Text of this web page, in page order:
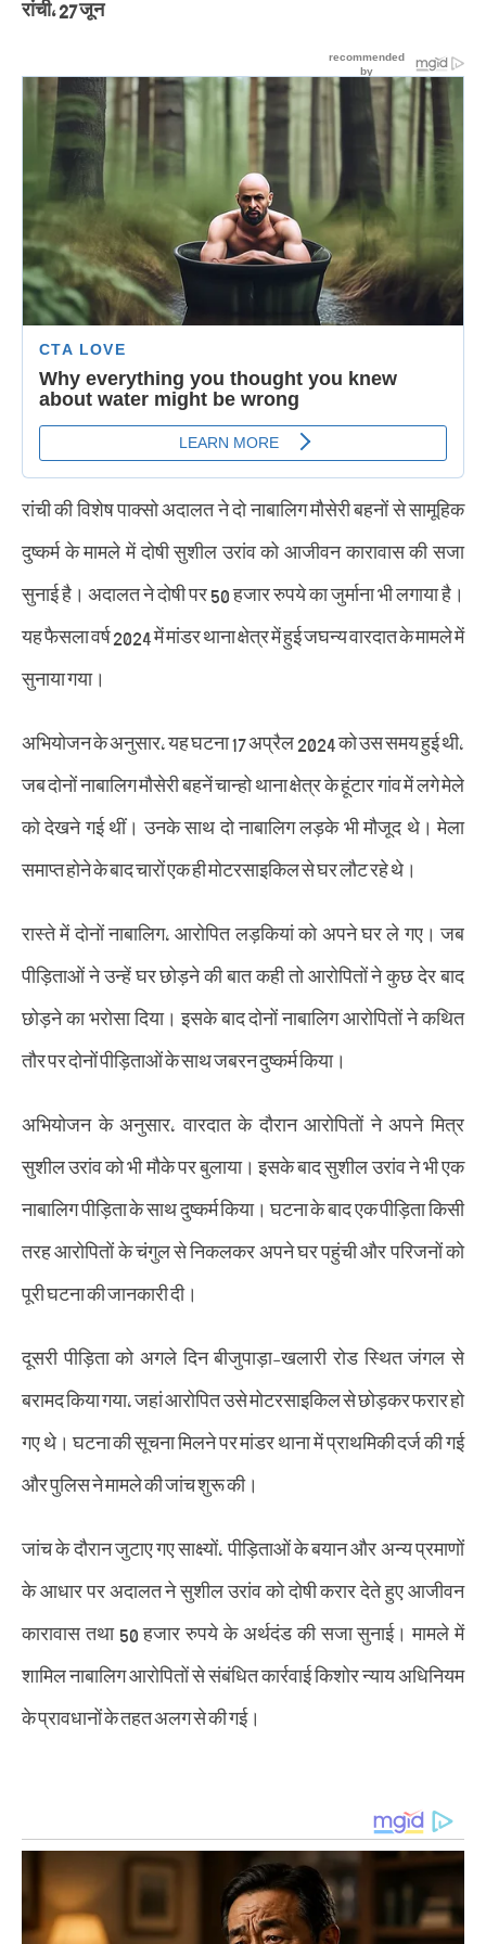
रांची की विशेष पाक्सो अदालत ने दो नाबालिग मौसेरी बहनों से सामूहिक
दुष्कर्म के मामले में दोषी सुशील उरांव को आजीवन कारावास की सजा
सुनाई है। अदालत ने दोषी पर 50 हजार रुपये का जुर्माना भी लगाया है।
यह फैसला वर्ष 2024 में मांडर थाना क्षेत्र में हुई जघन्य वारदात के मामले में
सुनाया गया।
अभियोजन के अनुसार, यह घटना 17 अप्रैल 2024 को उस समय हुई थी,
जब दोनों नाबालिग मौसेरी बहनें चान्हो थाना क्षेत्र के हूंटार गांव में लगे मेले
को देखने गई थीं। उनके साथ दो नाबालिग लड़के भी मौजूद थे। मेला
समाप्त होने के बाद चारों एक ही मोटरसाइकिल से घर लौट रहे थे।
रास्ते में दोनों नाबालिग, आरोपित लड़कियां को अपने घर ले गए। जब
पीड़िताओं ने उन्हें घर छोड़ने की बात कही तो आरोपितों ने कुछ देर बाद
छोड़ने का भरोसा दिया। इसके बाद दोनों नाबालिग आरोपितों ने कथित
तौर पर दोनों पीड़िताओं के साथ जबरन दुष्कर्म किया।
अभियोजन के अनुसार, वारदात के दौरान आरोपितों ने अपने मित्र
सुशील उरांव को भी मौके पर बुलाया। इसके बाद सुशील उरांव ने भी एक
नाबालिग पीड़िता के साथ दुष्कर्म किया। घटना के बाद एक पीड़िता किसी
तरह आरोपितों के चंगुल से निकलकर अपने घर पहुंची और परिजनों को
पूरी घटना की जानकारी दी।
दूसरी पीड़िता को अगले दिन बीजुपाड़ा-खलारी रोड स्थित जंगल से
बरामद किया गया, जहां आरोपित उसे मोटरसाइकिल से छोड़कर फरार हो
गए थे। घटना की सूचना मिलने पर मांडर थाना में प्राथमिकी दर्ज की गई
और पुलिस ने मामले की जांच शुरू की।
जांच के दौरान जुटाए गए साक्ष्यों, पीड़िताओं के बयान और अन्य प्रमाणों
के आधार पर अदालत ने सुशील उरांव को दोषी करार देते हुए आजीवन
कारावास तथा 50 हजार रुपये के अर्थदंड की सजा सुनाई। मामले में
शामिल नाबालिग आरोपितों से संबंधित कार्रवाई किशोर न्याय अधिनियम
के प्रावधानों के तहत अलग से की गई।